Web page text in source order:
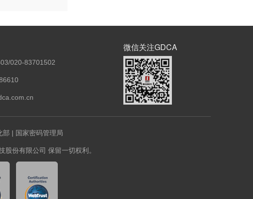
020-83701502
微信关注GDCA
部 | 国家密码管理局
份有限公司 保留一切权利。